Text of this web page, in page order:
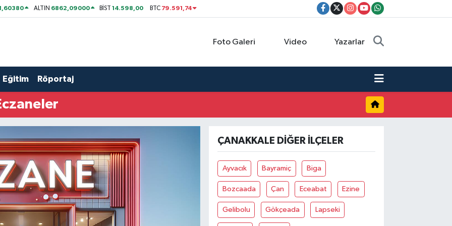
ALTIN 6862,09000 BİST14.598,00 BTC 79.591,74
Foto Galeri Video Yazarlar
Eğitim Röportaj
ÇANAKKALE DIĞER İLÇELER
Ayvacık Bayramiç Biga
Bozcaada Çan Eceabat Ezine
Gelibolu Gökçeada Lapseki